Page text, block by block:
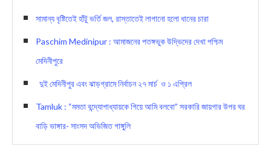
সামান্য বৃষ্টিতেই হাঁটু ভর্তি জল, রাস্তাতেই লাগানো হলো ধানের চারা
Paschim Medinipur : আমাজনের পতঙ্গভুক উদ্ভিদের দেখা পশ্চিম
মেদিনীপুরে
দুই মেদিনীপুর এবং ঝাড়গ্রামে নির্বাচন ২৭ মার্চ ও ১ এপ্রিল
Tamluk : “মমতা বন্দ্যোপাধ্যায়কে গিয়ে আমি বলবো” সরকারি জায়গার উপর ঘর
বাড়ি ভাঙ্গার- সাংসদ অভিজিত গাঙ্গুলি